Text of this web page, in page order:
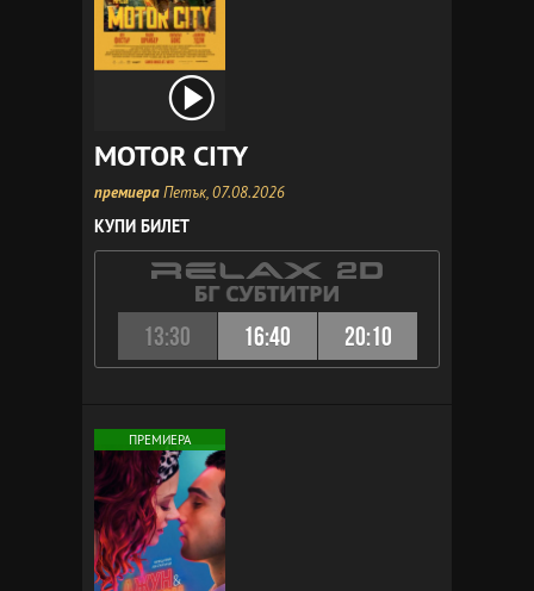
MOTOR CITY
премиераПетък, 07.08.2026
КУПИ БИЛЕТ
13:30 16:40 20:10
ПРЕМИЕРА